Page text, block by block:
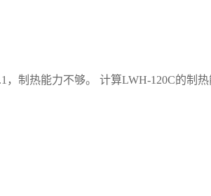
，制热能力不够。 计算LWH-120C的制